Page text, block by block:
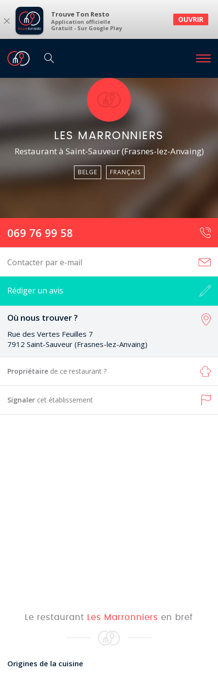
× Trouve Ton Resto
Application officielle
Gratuit - Sur Google Play
OUVRIR
LES MARRONNIERS
Restaurant à Saint-Sauveur (Frasnes-lez-Anvaing)
BELGE FRANÇAIS
069 76 99 58
Contacter par e-mail
Rédiger un avis
Où nous trouver ?
Rue des Vertes Feuilles 7
7912 Saint-Sauveur (Frasnes-lez-Anvaing)
Propriétaire de ce restaurant ?
Signaler cet établissement
Le restaurant Les Marronniers en bref
Origines de la cuisine